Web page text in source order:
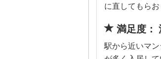
に直してもらお
満足度：
駅から近いマ